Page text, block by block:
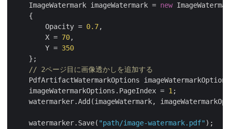
    ImageWatermark imageWatermark =
new
    {
        Opacity =
0.7,
        X =
70,
        Y =
350
    };
// 2ページ目に画像透かしを追加する
PdfArtifactWatermarkOptions
    imageWatermarkOptions.PageIndex =
1 ;
watermarker.Add(imageWatermark,
    watermarker.Save(
"path/image-watermark.pdf" );